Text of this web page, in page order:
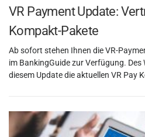
VR Payment Update:
Kompakt-Pakete
Ab sofort stehen Ihnen die VR-
im BankingGuide zur Verfügung. Des
diesem Update die aktuellen VR Pay